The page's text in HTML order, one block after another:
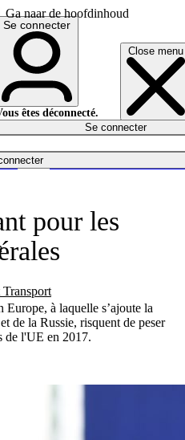
Ga naar de hoofdinhoud
Close menu
English
Deutsch
Se connecter
êtes déconnecté.
Se connecter
pour les
Europe, à laquelle s’ajoute la
de la Russie, risquent de peser
de l'UE en 2017.